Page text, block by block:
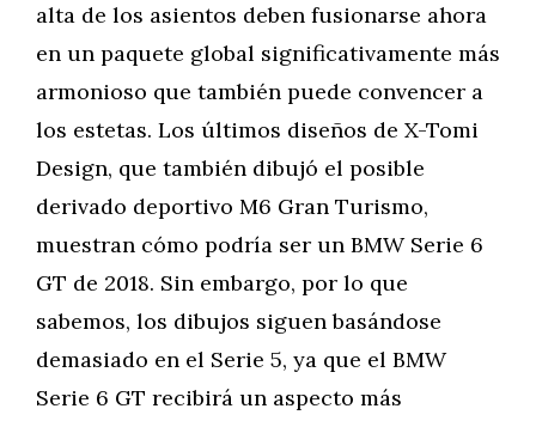
alta de los asientos deben fusionarse ahora
en un paquete global significativamente más
armonioso que también puede convencer a
los estetas. Los últimos diseños de X-Tomi
Design, que también dibujó el posible
derivado deportivo M6 Gran Turismo,
muestran cómo podría ser un BMW Serie 6
GT de 2018. Sin embargo, por lo que
sabemos, los dibujos siguen basándose
demasiado en el Serie 5, ya que el BMW
Serie 6 GT recibirá un aspecto más